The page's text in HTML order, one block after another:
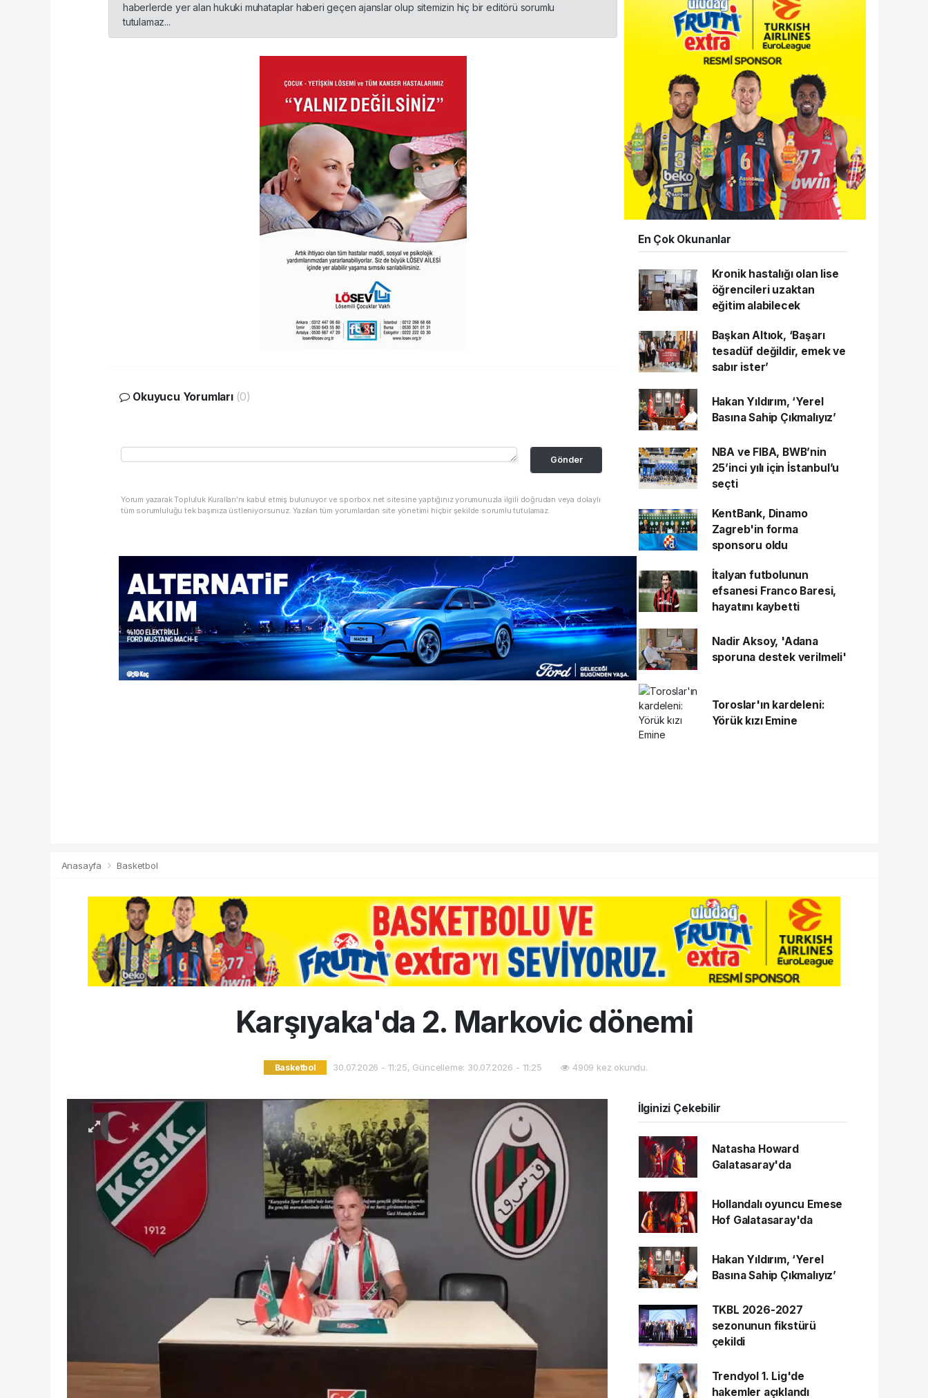
haberlerde yer alan hukuki muhataplar haberi geçen ajanslar olup sitemizin hiç bir editörü sorumlu
tutulamaz...
Okuyucu Yorumları (0)
Gönder
Yorum yazarak Topluluk Kuralları’nı kabul etmiş bulunuyor ve sporbox.net sitesine yaptığınız yorumunuzla ilgili doğrudan veya dolaylı
tüm sorumluluğu tek başınıza üstleniyorsunuz. Yazılan tüm yorumlardan site yönetimi hiçbir şekilde sorumlu tutulamaz.
En Çok Okunanlar
Kronik hastalığı olan lise
öğrencileri uzaktan
eğitim alabilecek
Başkan Altıok, ‘Başarı
tesadüf değildir, emek ve
sabır ister’
Hakan Yıldırım, ‘Yerel
Basına Sahip Çıkmalıyız’
NBA ve FIBA, BWB’nin
25’inci yılı için İstanbul’u
seçti
KentBank, Dinamo
Zagreb'in forma
sponsoru oldu
İtalyan futbolunun
efsanesi Franco Baresi,
hayatını kaybetti
Nadir Aksoy, 'Adana
sporuna destek verilmeli'
Toroslar'ın kardeleni:
Yörük kızı Emine
Anasayfa Basketbol
Karşıyaka'da 2. Markovic dönemi
Basketbol 30.07.2026 - 11:25, Güncelleme: 30.07.2026 - 11:25 4909 kez okundu.
İlginizi Çekebilir
Natasha Howard
Galatasaray'da
Hollandalı oyuncu Emese
Hof Galatasaray'da
Hakan Yıldırım, ‘Yerel
Basına Sahip Çıkmalıyız’
TKBL 2026-2027
sezonunun fikstürü
çekildi
Trendyol 1. Lig'de
hakemler açıklandı